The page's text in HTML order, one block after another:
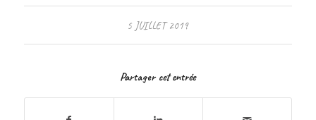
5 JUILLET 2019
Partager cet entrée